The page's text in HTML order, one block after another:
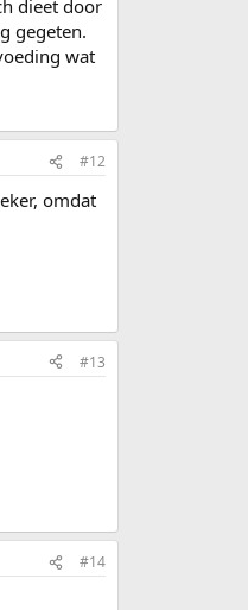
dieet door
gegeten.
wat
#12
omdat
#13
#14